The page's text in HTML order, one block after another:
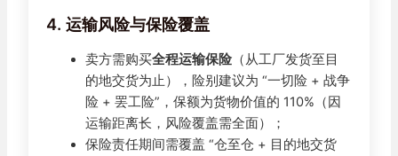
4. 运输风险与保险覆盖
卖方需购买全程运输保险 （从工厂发货至目
的地交货为止），险别建议为 “一切险 + 战争
险 + 罢工险”，保额为货物价值的 110%（因
运输距离长，风险覆盖需全面）；
保险责任期间需覆盖 “仓至仓 + 目的地交货